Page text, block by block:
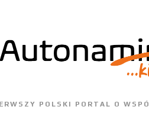
POLSKI PORTAL O